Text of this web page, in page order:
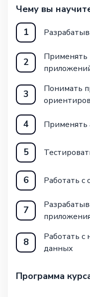
Чему вы
1
2
Применять
3
Понимать
4 Применять
5
6 Работать с
7
8
Работать
данных
Программа